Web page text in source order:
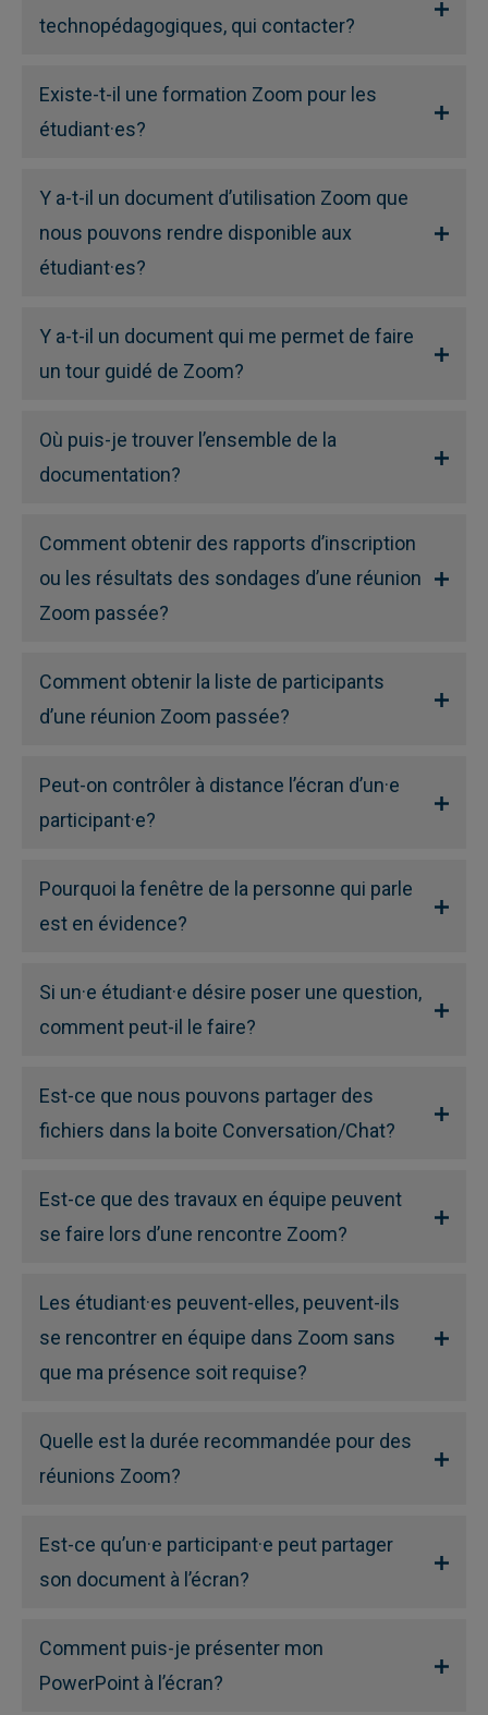
technopédagogiques, qui contacter?
Existe-t-il une formation Zoom pour les
étudiant·es?
Y a-t-il un document d’utilisation Zoom que
nous pouvons rendre disponible aux
étudiant·es?
Y a-t-il un document qui me permet de faire
un tour guidé de Zoom?
Où puis-je trouver l’ensemble de la
documentation?
Comment obtenir des rapports d’inscription
ou les résultats des sondages d’une réunion
Zoom passée?
Comment obtenir la liste de participants
d’une réunion Zoom passée?
Peut-on contrôler à distance l’écran d’un·e
participant·e?
Pourquoi la fenêtre de la personne qui parle
est en évidence?
Si un·e étudiant·e désire poser une question,
comment peut-il le faire?
Est-ce que nous pouvons partager des
fichiers dans la boite Conversation/Chat?
Est-ce que des travaux en équipe peuvent
se faire lors d’une rencontre Zoom?
Les étudiant·es peuvent-elles, peuvent-ils
se rencontrer en équipe dans Zoom sans
que ma présence soit requise?
Quelle est la durée recommandée pour des
réunions Zoom?
Est-ce qu’un·e participant·e peut partager
son document à l’écran?
Comment puis-je présenter mon
PowerPoint à l’écran?